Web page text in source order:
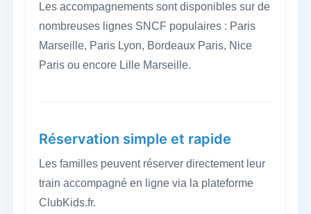
Les accompagnements sont disponibles sur de
nombreuses lignes SNCF populaires : Paris
Marseille, Paris Lyon, Bordeaux Paris, Nice
Paris ou encore Lille Marseille.
Réservation simple et rapide
Les familles peuvent réserver directement leur
train accompagné en ligne via la plateforme
ClubKids.fr.